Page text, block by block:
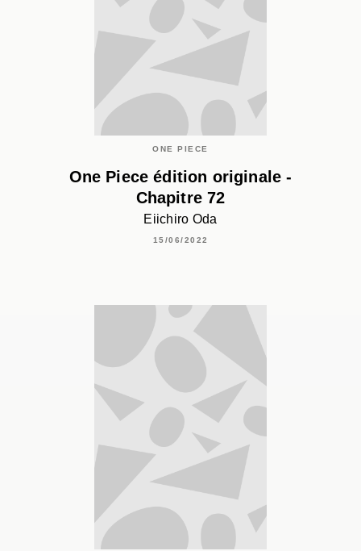
ONE PIECE
One Piece édition originale -
Chapitre 72
Eiichiro Oda
15/06/2022